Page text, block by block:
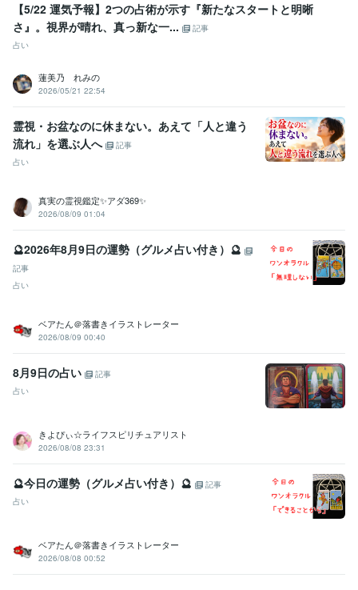
【5/22 運気予報】2つの占術が示す『新たなスタートと明晰
さ』。視界が晴れ、真っ新な一...
記事
占い
蓮美乃 れみの
2026/05/21 22:54
霊視・お盆なのに休まない。あえて「人と違う
流れ」を選ぶ人へ
記事
占い
真実の霊視鑑定✨アダ369✨
2026/08/09 01:04
🔮2026年8月9日の運勢（グルメ占い付き）🔮
記事
占い
ベアたん＠落書きイラストレーター
2026/08/09 00:40
8月9日の占い
記事
占い
きよぴぃ☆ライフスピリチュアリスト
2026/08/08 23:31
🔮今日の運勢（グルメ占い付き）🔮
記事
占い
ベアたん＠落書きイラストレーター
2026/08/08 00:52